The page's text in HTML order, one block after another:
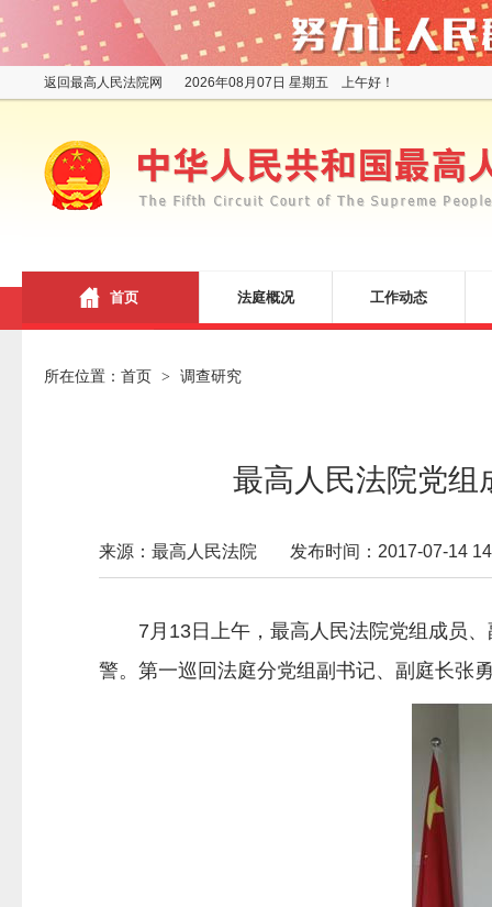
返回最高人民法院网 2026年08月07日 星期五 上午好！
首页 法庭概况 工作动态
所在位置： 首页 > 调查研究
最高人民法院党组
来源：最高人民法院 发布时间：2017-07-14
7月13日上午，最高人民法院党组成员
警。第一巡回法庭分党组副书记、副庭长张